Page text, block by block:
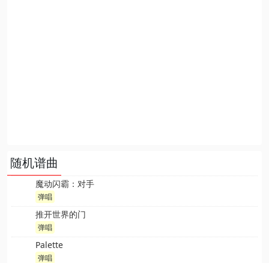
随机谱曲
魔动闪霸：对手
弹唱
推开世界的门
弹唱
Palette
弹唱